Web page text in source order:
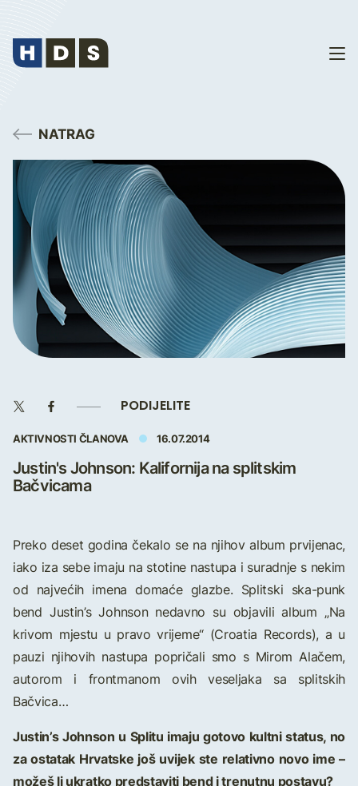
NATRAG
PODIJELITE
AKTIVNOSTI ČLANOVA 16.07.2014
Justin's Johnson: Kalifornija na splitskim
Bačvicama
Preko deset godina čekalo se na njihov album prvijenac,
iako iza sebe imaju na stotine nastupa i suradnje s nekim
od najvećih imena domaće glazbe. Splitski ska-punk
bend Justin’s Johnson nedavno su objavili album „Na
krivom mjestu u pravo vrijeme“ (Croatia Records), a u
pauzi njihovih nastupa popričali smo s Mirom Alačem,
autorom i frontmanom ovih veseljaka sa splitskih
Bačvica…
Justin’s Johnson u Splitu imaju gotovo kultni status, no
za ostatak Hrvatske još uvijek ste relativno novo ime –
možeš li ukratko predstaviti bend i trenutnu postavu?